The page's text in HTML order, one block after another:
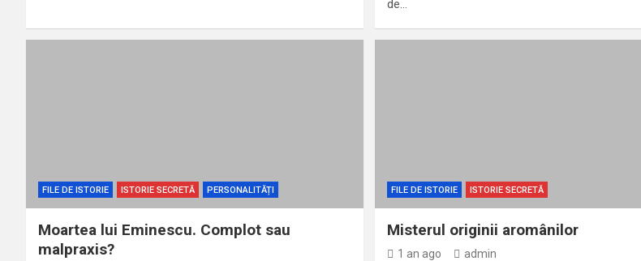
de…
FILE DE ISTORIE ISTORIE SECRETĂ PERSONALITĂȚI
Moartea lui Eminescu. Complot sau
malpraxis?
FILE DE ISTORIE ISTORIE SECRETĂ
Misterul originii aromânilor
1 an ago admin